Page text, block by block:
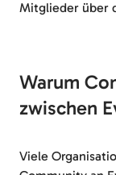
Mitglieder über
Warum
zwischen
Viele